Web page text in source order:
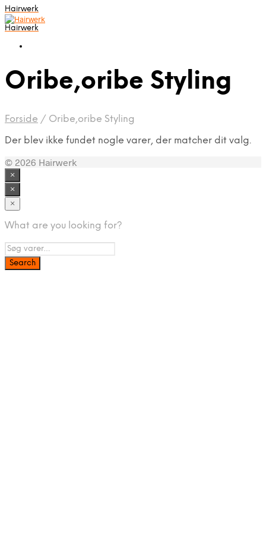
Hairwerk
Hairwerk
Oribe,oribe Styling
Forside / Oribe,oribe Styling
Der blev ikke fundet nogle varer, der matcher dit valg.
© 2026 Hairwerk
×
×
×
What are you looking for?